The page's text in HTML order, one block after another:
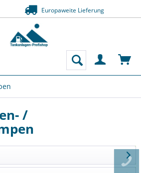
Zahlung auf Rechnung (Bonität
/